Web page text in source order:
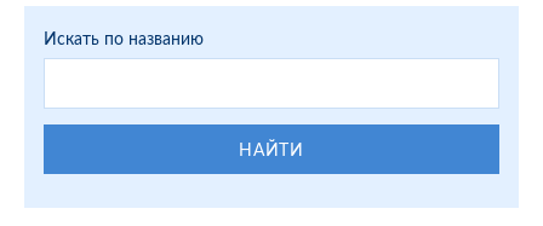
Искать по названию
НАЙТИ